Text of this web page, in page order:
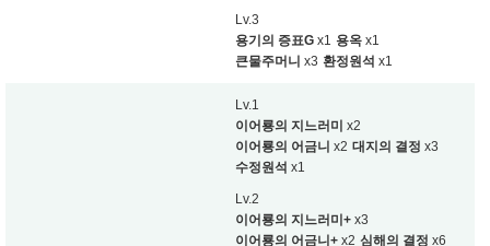
Lv.3
용기의 증표G x1 용옥 x1
큰물주머니 x3 환정원석 x1
Lv.1
이어룡의 지느러미 x2
이어룡의 어금니 x2 대지의 결정 x3
수정원석 x1
Lv.2
이어룡의 지느러미+ x3
이어룡의 어금니+ x2 심해의 결정 x6